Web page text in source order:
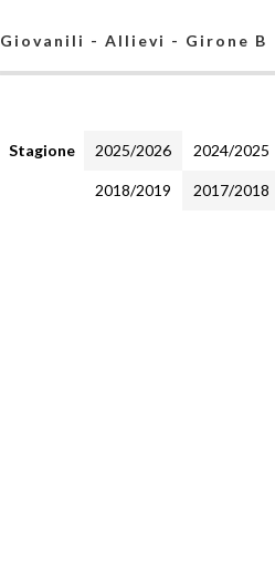
Giovanili - Allievi - Girone B
Stagione 2025/2026 2024/2025
2018/2019 2017/2018